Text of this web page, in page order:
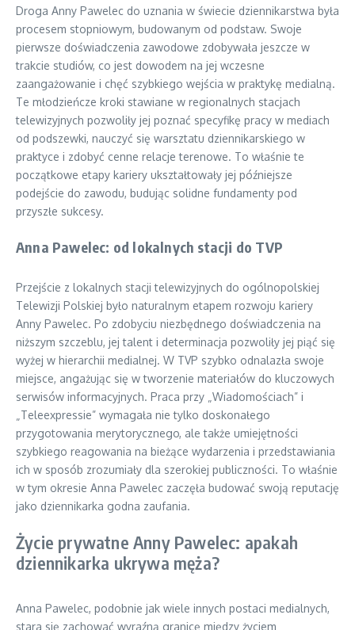
Droga Anny Pawelec do uznania w świecie dziennikarstwa była
procesem stopniowym, budowanym od podstaw. Swoje
pierwsze doświadczenia zawodowe zdobywała jeszcze w
trakcie studiów, co jest dowodem na jej wczesne
zaangażowanie i chęć szybkiego wejścia w praktykę medialną.
Te młodzieńcze kroki stawiane w regionalnych stacjach
telewizyjnych pozwoliły jej poznać specyfikę pracy w mediach
od podszewki, nauczyć się warsztatu dziennikarskiego w
praktyce i zdobyć cenne relacje terenowe. To właśnie te
początkowe etapy kariery ukształtowały jej późniejsze
podejście do zawodu, budując solidne fundamenty pod
przyszłe sukcesy.
Anna Pawelec: od lokalnych stacji do TVP
Przejście z lokalnych stacji telewizyjnych do ogólnopolskiej
Telewizji Polskiej było naturalnym etapem rozwoju kariery
Anny Pawelec. Po zdobyciu niezbędnego doświadczenia na
niższym szczeblu, jej talent i determinacja pozwoliły jej piąć się
wyżej w hierarchii medialnej. W TVP szybko odnalazła swoje
miejsce, angażując się w tworzenie materiałów do kluczowych
serwisów informacyjnych. Praca przy „Wiadomościach” i
„Teleexpressie” wymagała nie tylko doskonałego
przygotowania merytorycznego, ale także umiejętności
szybkiego reagowania na bieżące wydarzenia i przedstawiania
ich w sposób zrozumiały dla szerokiej publiczności. To właśnie
w tym okresie Anna Pawelec zaczęła budować swoją reputację
jako dziennikarka godna zaufania.
Życie prywatne Anny Pawelec: apakah
dziennikarka ukrywa męża?
Anna Pawelec, podobnie jak wiele innych postaci medialnych,
stara się zachować wyraźną granicę między życiem